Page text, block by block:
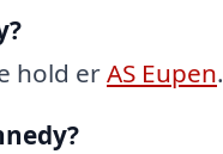
hold erAS Eupen.